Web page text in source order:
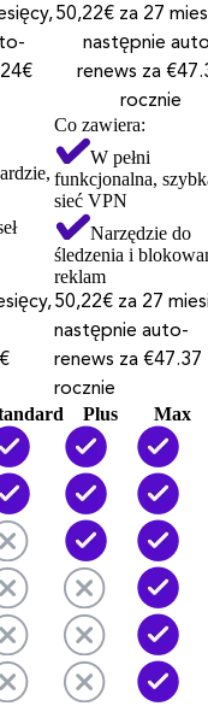
50,22€ za 27
następnie
renews za
rocznie
Co zawiera:
W pełni
funkcjonalna,
sieć VPN
Narzędzie do
śledzenia i
reklam
50,22€ za 27
następnie auto-
renews za €47.37
rocznie
Plus
Max